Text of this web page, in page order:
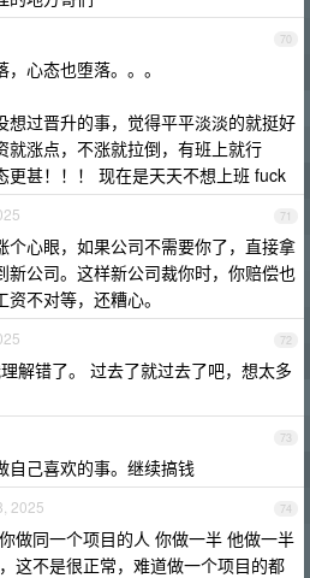
70
心态也堕落。。。
想过晋升的事，觉得平平淡淡的就挺好
就涨点，不涨就拉倒，有班上就行
更甚！！！ 现在是天天不想上班 fuck
71
个心眼，如果公司不需要你了，直接拿
新公司。这样新公司裁你时，你赔偿也
不对等，还糟心。
72
解错了。 过去了就过去了吧，想太多
73
自己喜欢的事。继续搞钱
74
2025
做同一个项目的人 你做一半 他做一半
这不是很正常，难道做一个项目的都